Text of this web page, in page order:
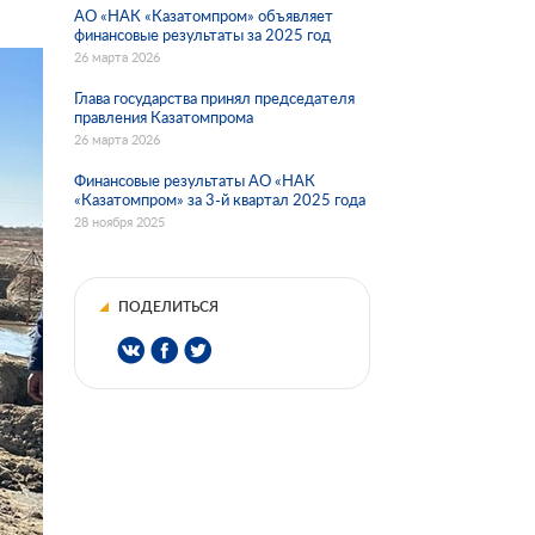
АО «НАК «Казатомпром» объявляет
финансовые результаты за 2025 год
26 марта 2026
Глава государства принял председателя
правления Казатомпрома
26 марта 2026
Финансовые результаты АО «НАК
«Казатомпром» за 3-й квартал 2025 года
28 ноября 2025
ПОДЕЛИТЬСЯ